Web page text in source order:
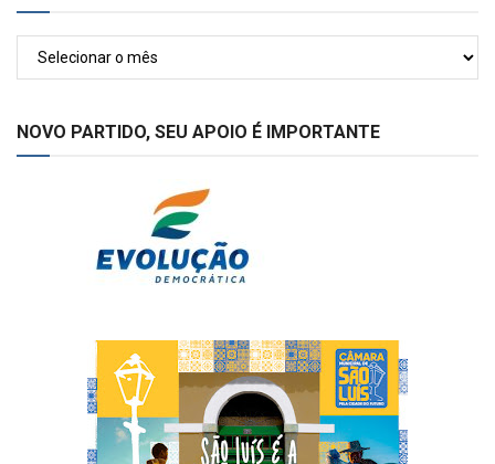
NOVO PARTIDO, SEU APOIO É IMPORTANTE